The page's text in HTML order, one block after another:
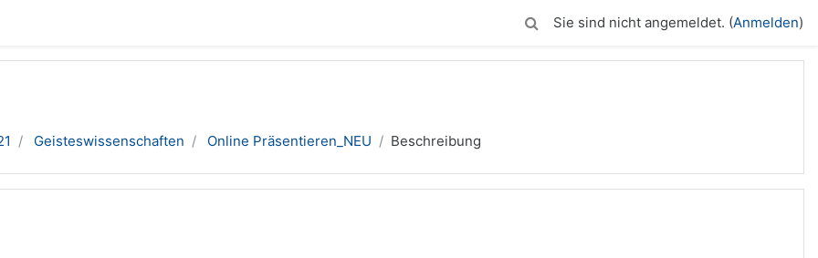
Sie sind nicht angemeldet. (Anmelden)
Geisteswissenschaften Online Präsentieren_NEU Beschreibung